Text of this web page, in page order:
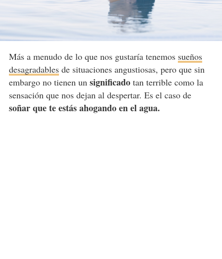
Más a menudo de lo que nos gustaría tenemos sueños
desagradablesde situaciones angustiosas, pero que sin
embargo no tienen un significadotan terrible como la
sensación que nos dejan al despertar. Es el caso de
soñar que te estás ahogando en el agua.